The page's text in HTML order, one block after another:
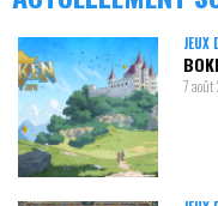
JEUX
7